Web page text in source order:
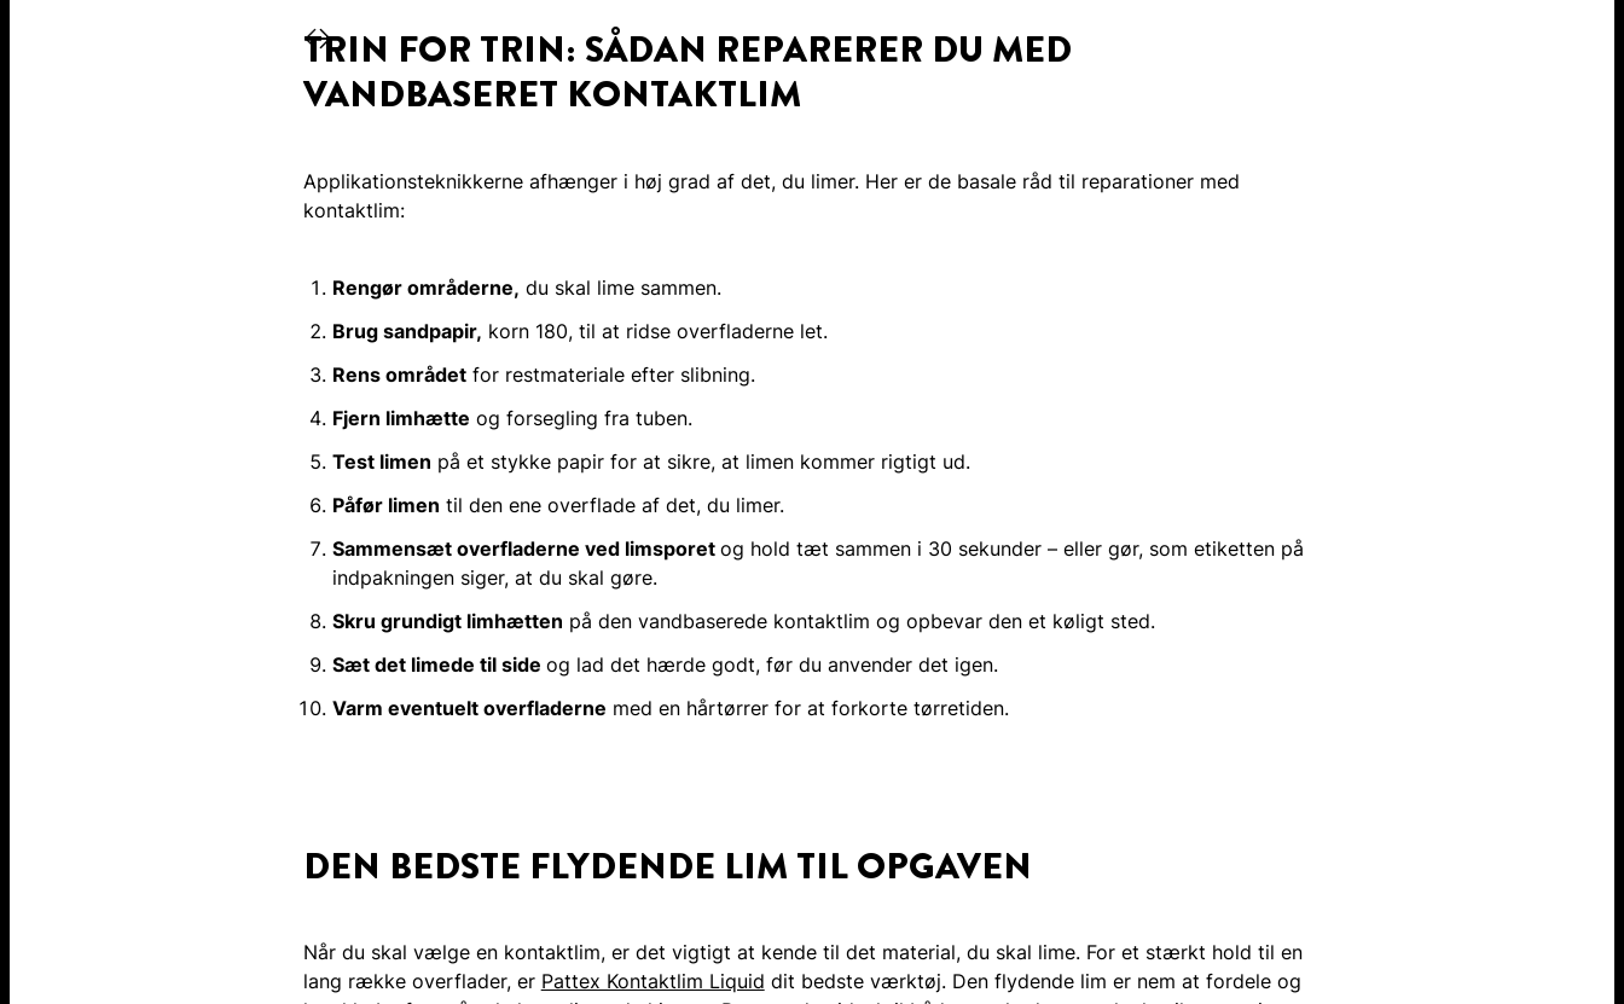
TRIN FOR TRIN: SÅDAN REPARERER DU MED
VANDBASERET KONTAKTLIM
Applikationsteknikkerne afhænger i høj grad af det, du limer. Her er de basale råd til reparationer med
kontaktlim:
Rengør områderne, du skal lime sammen.
Brug sandpapir, korn 180, til at ridse overfladerne let.
Rens områdetfor restmateriale efter slibning.
Fjern limhætte og forsegling fra tuben.
Test limen på et stykke papir for at sikre, at limen kommer rigtigt ud.
Påfør limen til den ene overflade af det, du limer.
Sammensæt overfladerne ved limsporet og hold tæt sammen i 30 sekunder – eller gør, som etiketten på
indpakningen siger, at du skal gøre.
Skru grundigt limhætten på den vandbaserede kontaktlim og opbevar den et køligt sted.
Sæt det limede til side og lad det hærde godt, før du anvender det igen.
Varm eventuelt overfladerne med en hårtørrer for at forkorte tørretiden.
DEN BEDSTE FLYDENDE LIM TIL OPGAVEN
Når du skal vælge en kontaktlim, er det vigtigt at kende til det material, du skal lime. For et stærkt hold til en
lang række overflader, er Pattex Kontaktlim Liquid dit bedste værktøj. Den flydende lim er nem at fordele og